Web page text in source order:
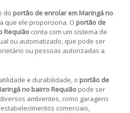
do portão de enrolar em Maringá no
que ele proporciona. O portão de
Requião conta com um sistema de
ou automatizado, que pode ser
ou pessoas autorizadas a
e durabilidade, o portão de
no bairro Requiãopode ser
ambientes, como garagens
comerciais,